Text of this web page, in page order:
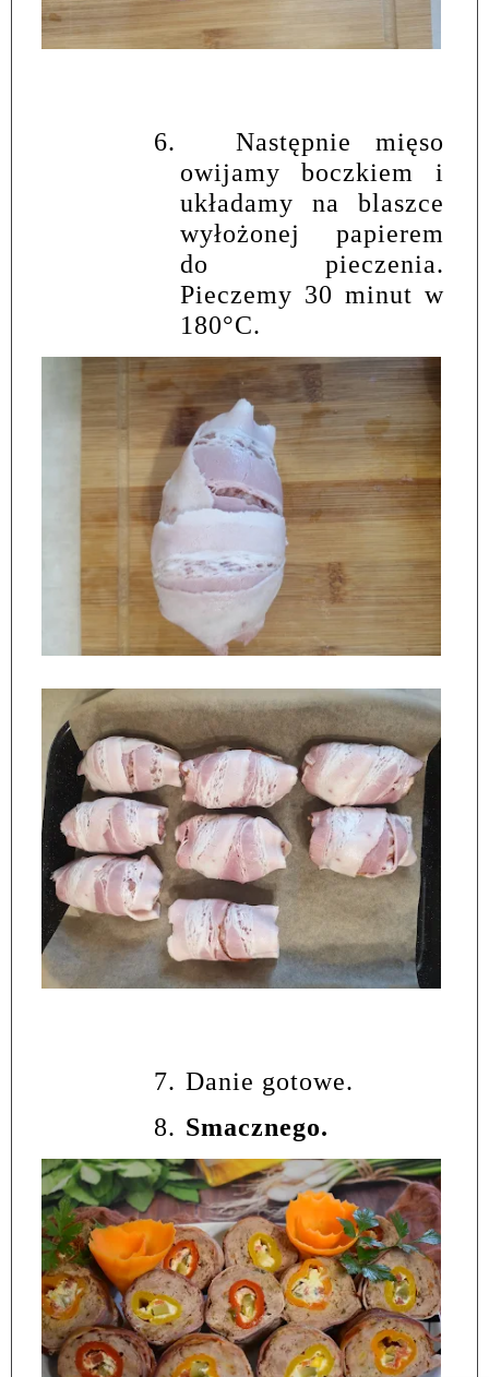
6.
Następnie mięso
owijamy boczkiem i
układamy na blaszce
wyłożonej papierem
do pieczenia.
Pieczemy 30 minut w
180°C.
7. Danie gotowe.
8. Smacznego.